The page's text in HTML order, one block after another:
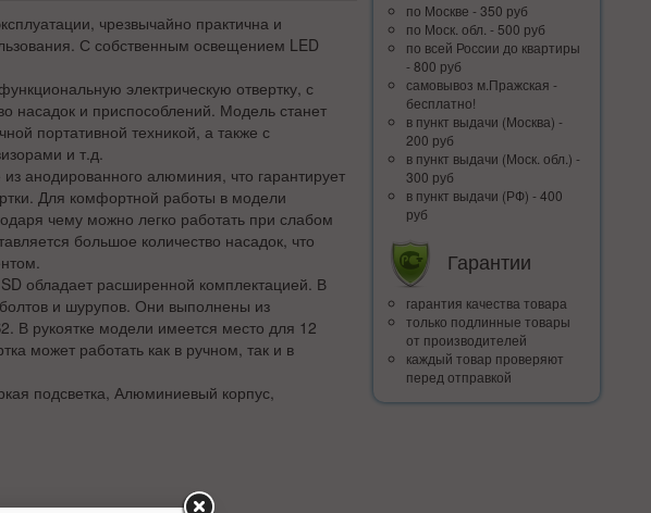
чрезвычайно практична и
С собственным освещением LED
электрическую отвертку, с
насадок и приспособлений. Модель станет
портативной техникой, а также с
и т.д.
анодированного алюминия, что гарантирует
Для комфортной работы в модели
чему можно легко работать при слабом
большое количество насадок, что
обладает расширенной комплектацией. В
и шурупов. Они выполнены из
В рукоятке модели имеется место для 12
может работать как в ручном, так и в
подсветка, Алюминиевый корпус,
по Москве - 350 руб
по Моск. обл. - 500 руб
по всей Росcии до квартиры
- 800 руб
самовывоз м.Пражская -
бесплатно!
в пункт выдачи (Москва) -
200 руб
в пункт выдачи (Моск. обл.) -
300 руб
в пункт выдачи (РФ) - 400
руб
Гарантии
гарантия качества товара
только подлинные товары
от производителей
каждый товар проверяют
перед отправкой